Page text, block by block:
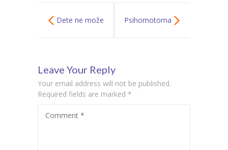
Dete ne može
množenja: Kako
pomoći?
Psihomotorna
obrazovanju?
Leave Your Reply
Your email address will not be published.
Required fields are marked *
Comment *